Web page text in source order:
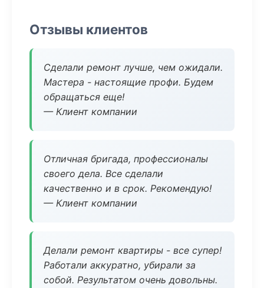
Отзывы клиентов
Сделали ремонт лучше, чем ожидали.
Мастера - настоящие профи. Будем
обращаться еще!
— Клиент компании
Отличная бригада, профессионалы
своего дела. Все сделали
качественно и в срок. Рекомендую!
— Клиент компании
Делали ремонт квартиры - все супер!
Работали аккуратно, убирали за
собой. Результатом очень довольны.